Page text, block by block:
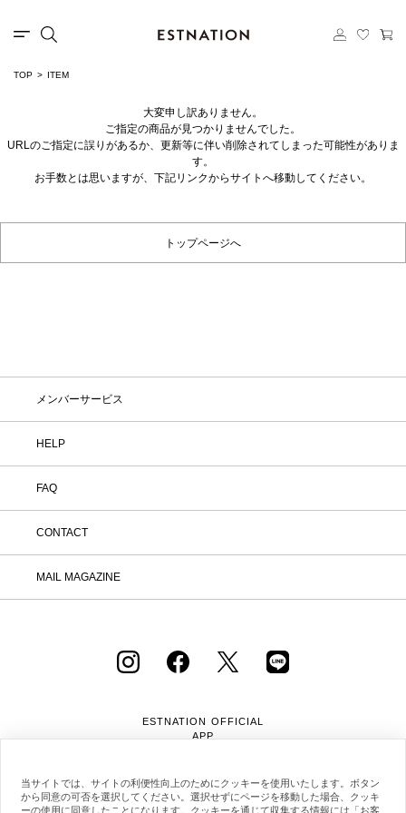
TOP ITEM
大変申し訳ありません。
ご指定の商品が見つかりませんでした。
URLのご指定に誤りがあるか、更新等に伴い削除されてしまった可能性がありま
す。
お手数とは思いますが、下記リンクからサイトへ移動してください。
トップページへ
メンバーサービス
HELP
FAQ
CONTACT
MAIL MAGAZINE
ESTNATION OFFICIAL
APP
当サイトでは、サイトの利便性向上のためにクッキーを使用いたします。ボタン
から同意の可否を選択してください。選択せずにページを移動した場合、クッキ
ーの使用に同意したことになります。クッキーを通じて収集する情報には「お客